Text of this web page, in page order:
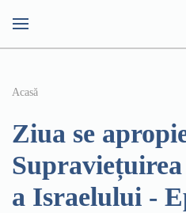
Acasă
Ziua se
a Israelului -